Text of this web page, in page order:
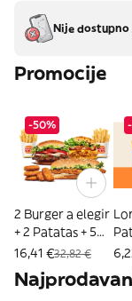
Nije dostupno
Promocije
-50%
2 Burger a elegir
+ 2 Patatas + 5
Nuggets
16,41 €32,82 €